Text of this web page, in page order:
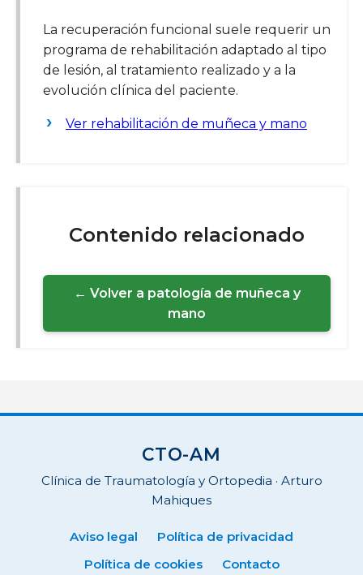
La recuperación funcional suele requerir un
programa de rehabilitación adaptado al tipo
de lesión, al tratamiento realizado y a la
evolución clínica del paciente.
Ver rehabilitación de muñeca y mano
Contenido relacionado
← Volver a patología de muñeca y
mano
CTO-AM
Clínica de Traumatología y Ortopedia · Arturo
Mahiques
Aviso legal
Política de privacidad
Política de cookies
Contacto